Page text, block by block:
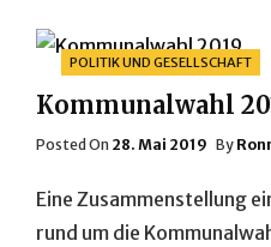
Categories
POLITIK UND GESELLSCHAFT
Kommunalwahl
Posted On Posted
28. Mai 2019 By
Eine Zusammenstellung
rund um die